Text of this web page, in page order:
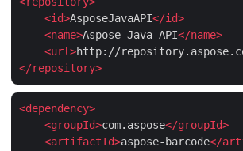
<id>AsposeJavaAPI</id>
<name>Aspose Java API</name>
<url>http://
</repository>
<dependency>
<groupId>com.aspose</groupId>
<artifactId>aspose-barcode</